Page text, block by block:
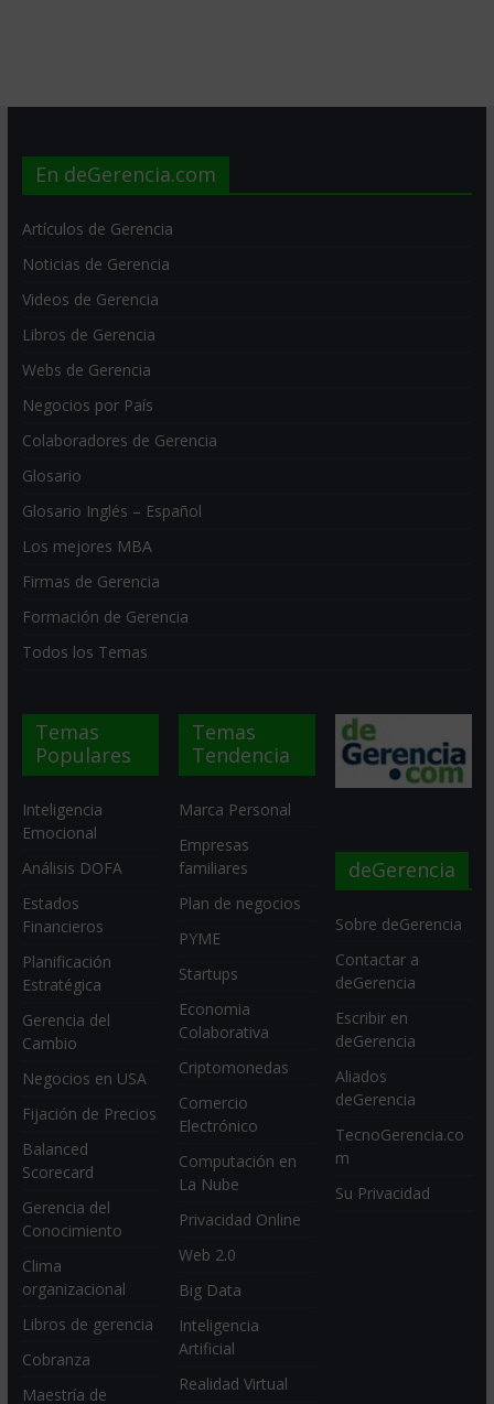
En deGerencia.com
Artículos de Gerencia
Noticias de Gerencia
Videos de Gerencia
Libros de Gerencia
Webs de Gerencia
Negocios por País
Colaboradores de Gerencia
Glosario
Glosario Inglés – Español
Los mejores MBA
Firmas de Gerencia
Formación de Gerencia
Todos los Temas
Temas
Populares
Inteligencia
Emocional
Análisis DOFA
Estados
Financieros
Planificación
Estratégica
Gerencia del
Cambio
Negocios en USA
Fijación de Precios
Balanced
Scorecard
Gerencia del
Conocimiento
Clima
organizacional
Libros de gerencia
Cobranza
Maestría de
Temas
Tendencia
Marca Personal
Empresas
familiares
Plan de negocios
PYME
Startups
Economia
Colaborativa
Criptomonedas
Comercio
Electrónico
Computación en
La Nube
Privacidad Online
Web 2.0
Big Data
Inteligencia
Artificial
Realidad Virtual
deGerencia
Sobre deGerencia
Contactar a
deGerencia
Escribir en
deGerencia
Aliados
deGerencia
TecnoGerencia.co
m
Su Privacidad